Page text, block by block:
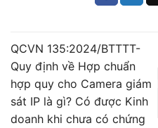
QCVN 135:2024/BTTTT-
Quy định về Hợp chuẩn
hợp quy cho Camera giám
sát IP là gì? Có được Kinh
doanh khi chưa có chứng